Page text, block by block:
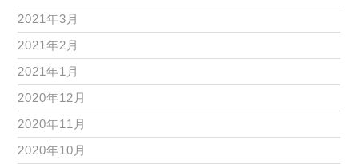
2021年3月
2021年2月
2021年1月
2020年12月
2020年11月
2020年10月